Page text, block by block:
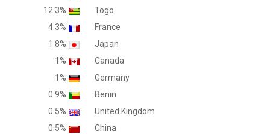
12.3%
Togo
4.3%
France
1.8%
Japan
1%
Canada
1%
Germany
0.9%
Benin
0.5%
United Kingdom
0.5%
China